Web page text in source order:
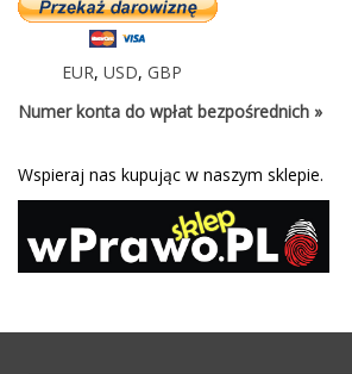
EUR, USD, GBP
Numer konta do wpłat bezpośrednich »
Wspieraj nas kupując w naszym sklepie.